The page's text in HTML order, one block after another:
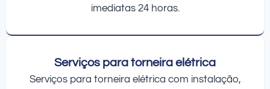
imediatas 24 horas.
Serviços para torneira elétrica
Serviços para torneira elétrica com instalação,